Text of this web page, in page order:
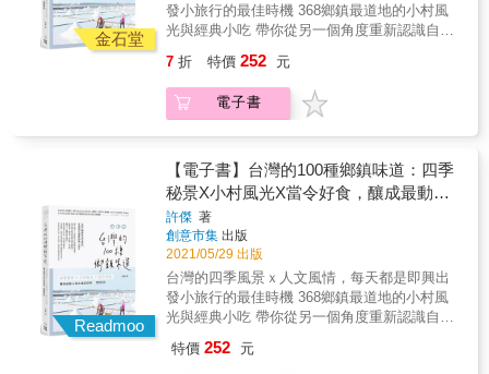
金石堂
發小旅行的最佳時機 368鄉鎮最道地的小村風
光與經典小吃 帶你從另一個角度重新認識自己
文字環島、任憑照片發酵的紙上旅行。 身為台
灣人，你說得出自己家鄉的故事嗎？ 這次試著
用味道來遊遍台灣各鄉鎮吧！ 從櫻花雨、桐花
美麗寶島， 你會發現，台灣不同季節都有讓人
驚豔的城市之美， 無論是在地人情、巷弄風
情，都值得你細細感受品味。 &
7 折 特價 252 元
電子書
Readmoo
【電子書】台灣的100種鄉鎮味道：四季
秘景X小村風光X當令好食，釀成最動人
的在地真情味【暢銷修訂版】
許傑 著
創意市集 出版
2021/05/29 出版
台灣的四季風景ｘ人文風情，每天都是即興出
發小旅行的最佳時機 368鄉鎮最道地的小村風
光與經典小吃 帶你從另一個角度重新認識自己
文字環島、任憑照片發酵的紙上旅行。 身為台
特價 252 元